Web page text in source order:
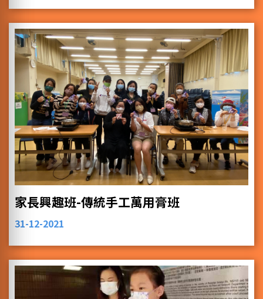
家長興趣班-傳統手工萬用膏班
31-12-2021